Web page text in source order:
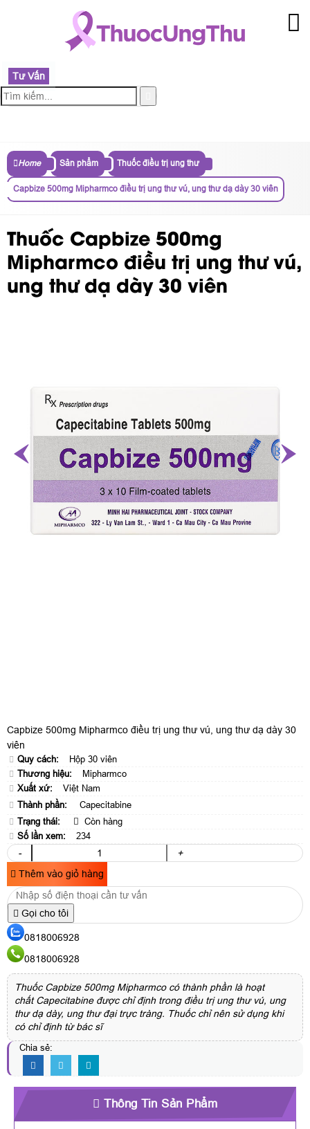
Tư Vấn
Home Sản phẩm Thuốc điều trị ung thư
Capbize 500mg Mipharmco điều trị ung thư vú, ung thư dạ dày 30 viên
Thuốc Capbize 500mg
Mipharmco điều trị ung thư vú,
ung thư dạ dày 30 viên
Capbize 500mg Mipharmco điều trị ung thư vú, ung thư dạ dày 30
viên
Quy cách:
Hộp 30 viên
Thương hiệu:
Mipharmco
Xuất xứ:
Việt Nam
Thành phần:
Capecitabine
Trạng thái:
Còn hàng
Số lần xem:
234
-
+
Thêm vào giỏ hàng
Gọi cho tôi
0818006928
0818006928
Thuốc Capbize 500mg Mipharmco có thành phần là hoạt
chất Capecitabine được chỉ định trong điều trị ung thư vú, ung
thư dạ dày, ung thư đại trực tràng. Thuốc chỉ nên sử dụng khi
có chỉ định từ bác sĩ
Chia sẻ:
Thông Tin Sản Phẩm